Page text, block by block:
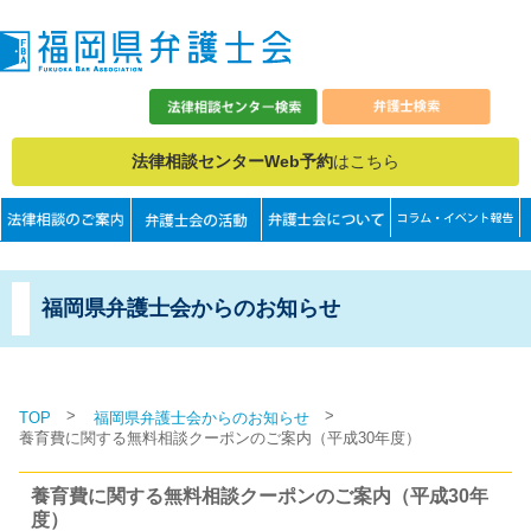
法律相談センターWeb予約はこちら
福岡県弁護士会からのお知らせ
TOP > 福岡県弁護士会からのお知らせ >
養育費に関する無料相談クーポンのご案内（平成30年度）
養育費に関する無料相談クーポンのご案内（平成30年
度）